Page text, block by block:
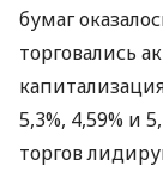
бумаг
торговались
5,3%, 4,59% и
торгов